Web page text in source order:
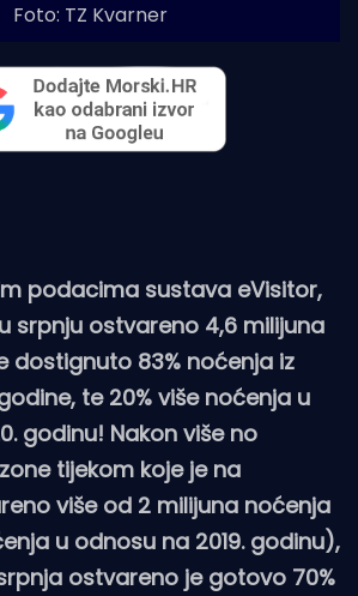
Foto: TZ Kvarner
podacima sustava eVisitor,
srpnju ostvareno 4,6 milijuna
dostignuto 83% noćenja iz
te 20% više noćenja u
godinu! Nakon više no
tijekom koje je na
više od 2 milijuna noćenja
u odnosu na 2019. godinu),
ostvareno je gotovo 70%